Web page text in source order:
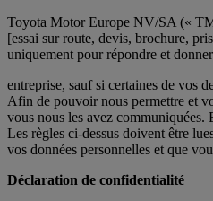
Toyota Motor Europe NV/SA («
[essai sur route, devis, brochure,
uniquement pour répondre et
entreprise, sauf si certaines de vos
Afin de pouvoir nous permettre et
vous nous les avez communiquées.
Les règles ci-dessus doivent être
vos données personnelles et que
Déclaration de confidentialité